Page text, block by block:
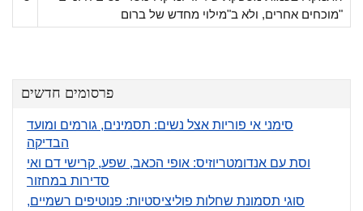
מוכחים אחרים, ולא ב"מילוי מחדש של ברום"
פרסומים חדשים
סימני אי פוריות אצל נשים: תסמינים, גורמים ומועד
הבדיקה
וסת עם אנדומטריוזיס: אופי הכאב, שפע, קרישי דם ואי
סדירות במחזור
סוגי תסמונת שחלות פוליציסטיות: פנוטיפים רשמיים,